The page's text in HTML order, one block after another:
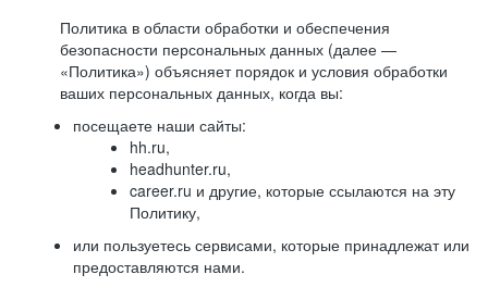
Политика в области обработки и обеспечения
безопасности персональных данных (далее —
«Политика») объясняет порядок и условия обработки
ваших персональных данных, когда вы:
посещаете наши сайты:
hh.ru,
headhunter.ru,
career.ru и другие, которые ссылаются на эту
Политику,
или пользуетесь сервисами, которые принадлежат или
предоставляются нами.